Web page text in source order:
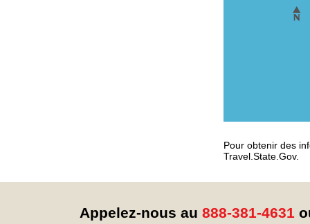
Pour obtenir des
Travel.State.Gov.
Appelez-nous au 888-381-4631